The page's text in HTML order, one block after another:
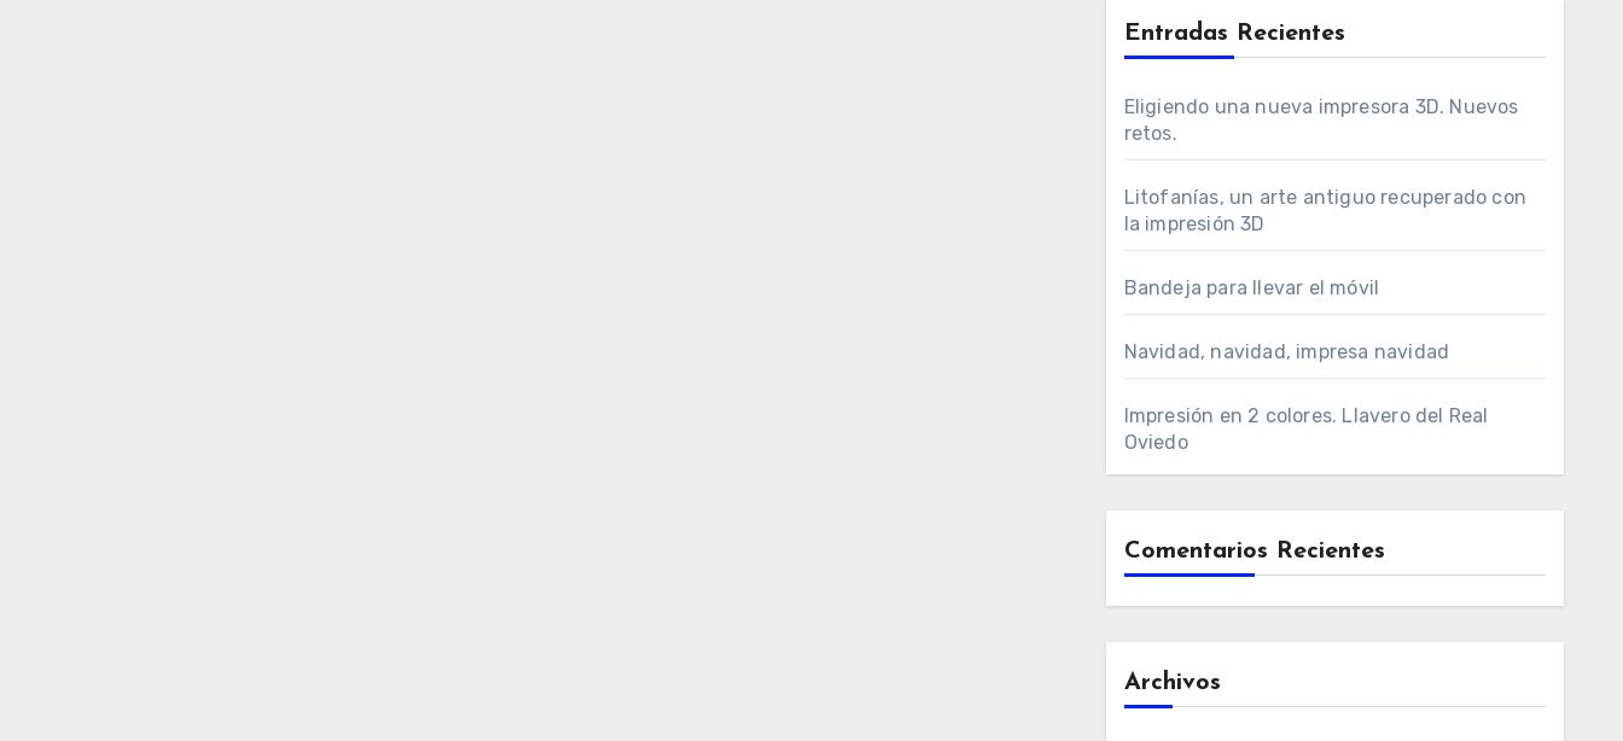
Entradas Recientes
Eligiendo una nueva impresora 3D. Nuevos
retos.
Litofanías, un arte antiguo recuperado con
la impresión 3D
Bandeja para llevar el móvil
Navidad, navidad, impresa navidad
Impresión en 2 colores. Llavero del Real
Oviedo
Comentarios Recientes
Archivos